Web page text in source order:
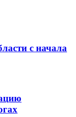
с начала